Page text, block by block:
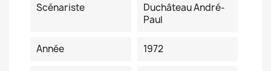
Scénariste
Duchâteau André-
Paul
Année 1972